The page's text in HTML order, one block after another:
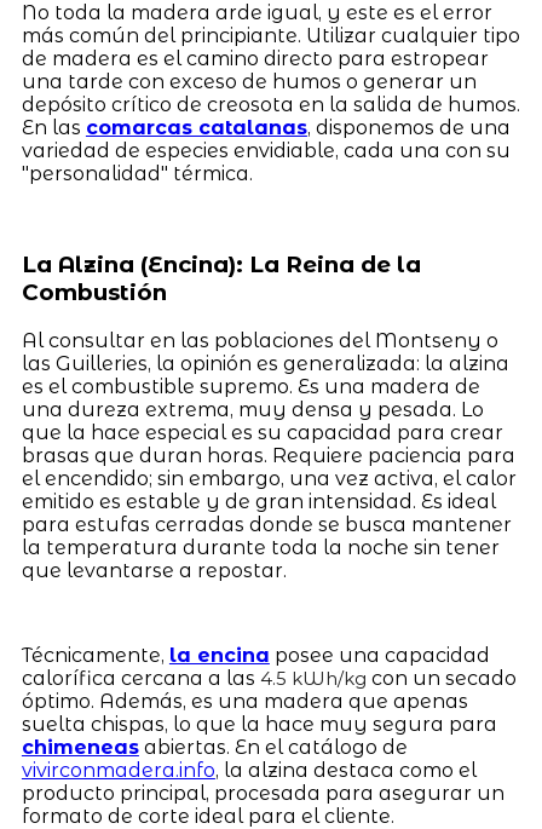
No toda la madera arde igual, y este es el error
más común del principiante. Utilizar cualquier tipo
de madera es el camino directo para estropear
una tarde con exceso de humos o generar un
depósito crítico de creosota en la salida de humos.
En las comarcas catalanas, disponemos de una
variedad de especies envidiable, cada una con su
"personalidad" térmica.
La Alzina (Encina): La Reina de la
Combustión
Al consultar en las poblaciones del Montseny o
las Guilleries, la opinión es generalizada: la alzina
es el combustible supremo. Es una madera de
una dureza extrema, muy densa y pesada. Lo
que la hace especial es su capacidad para crear
brasas que duran horas. Requiere paciencia para
el encendido; sin embargo, una vez activa, el calor
emitido es estable y de gran intensidad. Es ideal
para estufas cerradas donde se busca mantener
la temperatura durante toda la noche sin tener
que levantarse a repostar.
Técnicamente, la encina posee una capacidad
calorífica cercana a las 4.5 kWh/kg con un secado
óptimo. Además, es una madera que apenas
suelta chispas, lo que la hace muy segura para
chimeneasabiertas. En el catálogo de
vivirconmadera.info, la alzina destaca como el
producto principal, procesada para asegurar un
formato de corte ideal para el cliente.